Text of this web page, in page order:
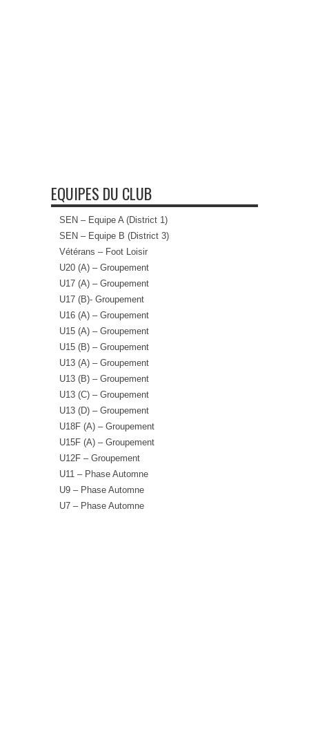
EQUIPES DU CLUB
SEN – Equipe A (District 1)
SEN – Equipe B (District 3)
Vétérans – Foot Loisir
U20 (A) – Groupement
U17 (A) – Groupement
U17 (B)- Groupement
U16 (A) – Groupement
U15 (A) – Groupement
U15 (B) – Groupement
U13 (A) – Groupement
U13 (B) – Groupement
U13 (C) – Groupement
U13 (D) – Groupement
U18F (A) – Groupement
U15F (A) – Groupement
U12F – Groupement
U11 – Phase Automne
U9 – Phase Automne
U7 – Phase Automne